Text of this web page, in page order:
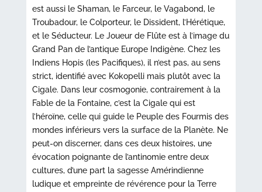
est aussi le Shaman, le Farceur, le Vagabond, le
Troubadour, le Colporteur, le Dissident, l’Hérétique,
et le Séducteur. Le Joueur de Flûte est à l’image du
Grand Pan de l’antique Europe Indigène. Chez les
Indiens Hopis (les Pacifiques), il n’est pas, au sens
strict, identifié avec Kokopelli mais plutôt avec la
Cigale. Dans leur cosmogonie, contrairement à la
Fable de la Fontaine, c’est la Cigale qui est
l’héroïne, celle qui guide le Peuple des Fourmis des
mondes inférieurs vers la surface de la Planète. Ne
peut-on discerner, dans ces deux histoires, une
évocation poignante de l’antinomie entre deux
cultures, d’une part la sagesse Amérindienne
ludique et empreinte de révérence pour la Terre